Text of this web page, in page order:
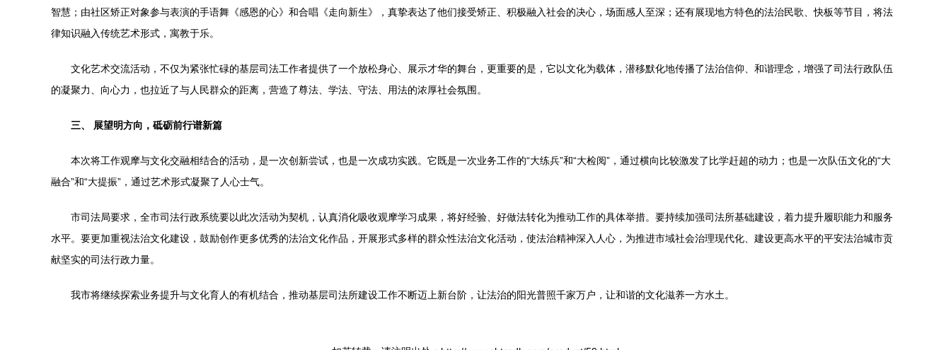
智慧；由社区矫正对象参与表演的手语舞《感恩的心》和合唱《走向新生》，真挚表达了他们接受矫正、积极融入社会的决心，场面感人至深；还有展现地方特色的法治民歌、快板等节目，将法
律知识融入传统艺术形式，寓教于乐。
文化艺术交流活动，不仅为紧张忙碌的基层司法工作者提供了一个放松身心、展示才华的舞台，更重要的是，它以文化为载体，潜移默化地传播了法治信仰、和谐理念，增强了司法行政队伍
的凝聚力、向心力，也拉近了与人民群众的距离，营造了尊法、学法、守法、用法的浓厚社会氛围。
三、 展望明方向，砥砺前行谱新篇
本次将工作观摩与文化交融相结合的活动，是一次创新尝试，也是一次成功实践。它既是一次业务工作的“大练兵”和“大检阅”，通过横向比较激发了比学赶超的动力；也是一次队伍文化的“大
融合”和“大提振”，通过艺术形式凝聚了人心士气。
市司法局要求，全市司法行政系统要以此次活动为契机，认真消化吸收观摩学习成果，将好经验、好做法转化为推动工作的具体举措。要持续加强司法所基础建设，着力提升履职能力和服务
水平。要更加重视法治文化建设，鼓励创作更多优秀的法治文化作品，开展形式多样的群众性法治文化活动，使法治精神深入人心，为推进市域社会治理现代化、建设更高水平的平安法治城市贡
献坚实的司法行政力量。
我市将继续探索业务提升与文化育人的有机结合，推动基层司法所建设工作不断迈上新台阶，让法治的阳光普照千家万户，让和谐的文化滋养一方水土。